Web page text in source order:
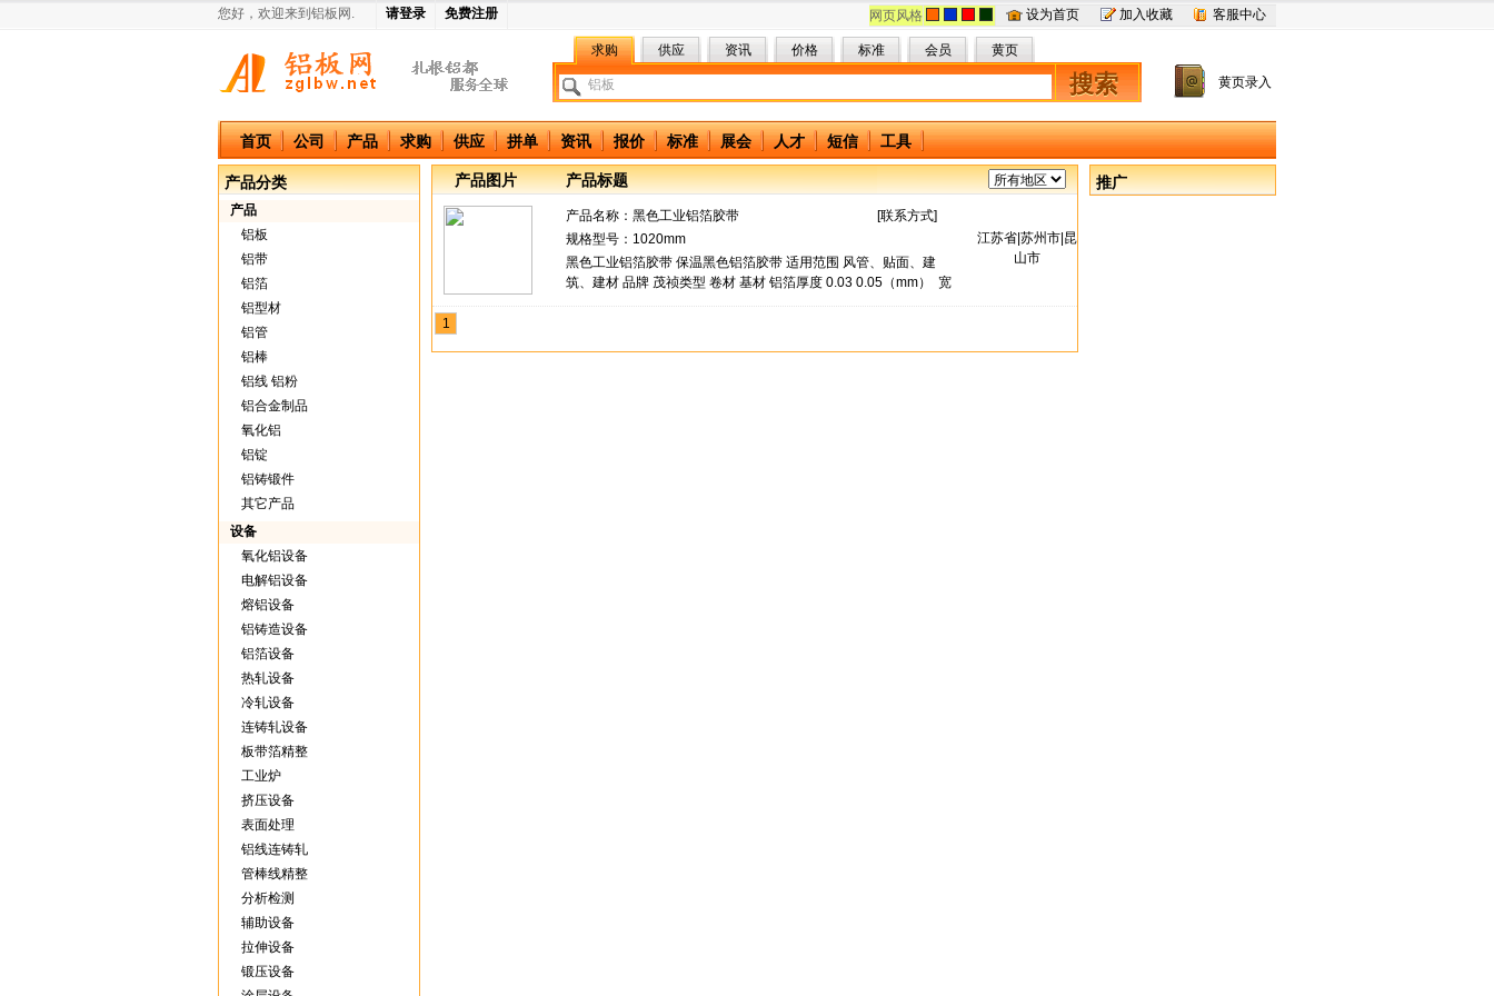
您好，欢迎来到铝板网. 请登录 免费注册 设为首页 加入收藏 客服中心
网页风格
中国铝板网
求购 供应 资讯 价格 标准 会员 黄页
搜索 黄页录入
首页 公司 产品 求购 供应 拼单 资讯 报价 标准 展会 人才 短信 工具
产品分类
产品
铝板
铝带
铝箔
铝型材
铝管
铝棒
铝线 铝粉
铝合金制品
氧化铝
铝锭
铝铸锻件
其它产品
设备
氧化铝设备
电解铝设备
熔铝设备
铝铸造设备
铝箔设备
热轧设备
冷轧设备
连铸轧设备
板带箔精整
工业炉
挤压设备
表面处理
铝线连铸轧
管棒线精整
分析检测
辅助设备
拉伸设备
锻压设备
产品图片 产品标题
产品名称： 黑色工业铝箔胶带 [联系方式]
规格型号：1020mm
黑色工业铝箔胶带 保温黑色铝箔胶带 适用范围 风管、贴面、建
筑、建材 品牌 茂祯类型 卷材 基材 铝箔厚度 0.03 0.05（mm） 宽
度 60（mm） 可以按照客户的
江苏省|苏州市|昆
山市
1
推广